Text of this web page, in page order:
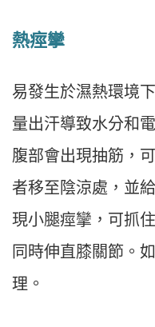
熱痙攣
易發生於濕熱環境
量出汗導致水分和
腹部會出現抽筋，
者移至陰涼處，並
現小腿痙攣，可抓
同時伸直膝關節。
理。